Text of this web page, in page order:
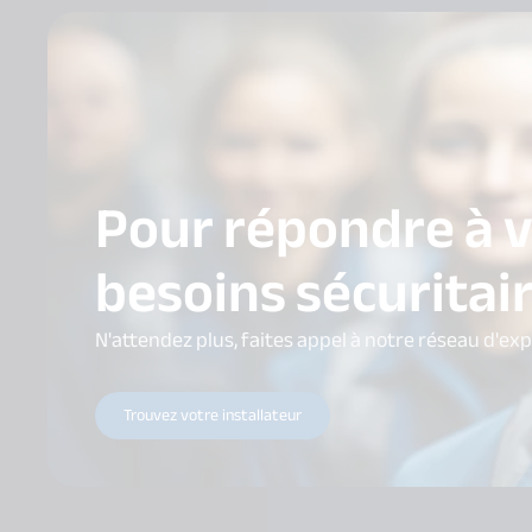
Pour répondre à
besoins
N'attendez plus, faites appel à notre réseau
Trouvez votre installateur